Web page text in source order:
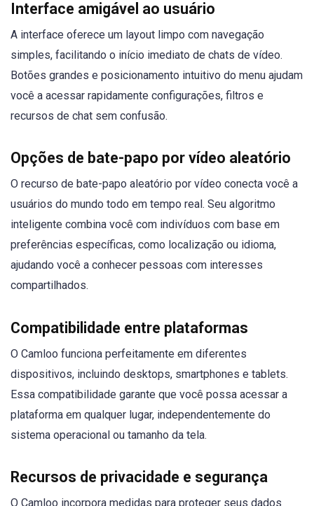
Interface amigável ao usuário
A interface oferece um layout limpo com navegação
simples, facilitando o início imediato de chats de vídeo.
Botões grandes e posicionamento intuitivo do menu ajudam
você a acessar rapidamente configurações, filtros e
recursos de chat sem confusão.
Opções de bate-papo por vídeo aleatório
O recurso de bate-papo aleatório por vídeo conecta você a
usuários do mundo todo em tempo real. Seu algoritmo
inteligente combina você com indivíduos com base em
preferências específicas, como localização ou idioma,
ajudando você a conhecer pessoas com interesses
compartilhados.
Compatibilidade entre plataformas
O Camloo funciona perfeitamente em diferentes
dispositivos, incluindo desktops, smartphones e tablets.
Essa compatibilidade garante que você possa acessar a
plataforma em qualquer lugar, independentemente do
sistema operacional ou tamanho da tela.
Recursos de privacidade e segurança
O Camloo incorpora medidas para proteger seus dados